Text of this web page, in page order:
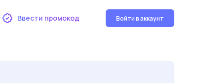
Ввести промокод Войти в аккаунт